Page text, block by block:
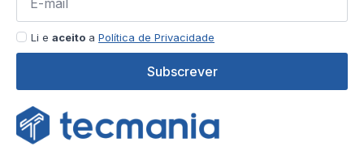
Li e aceito a Política de Privacidade
Subscrever